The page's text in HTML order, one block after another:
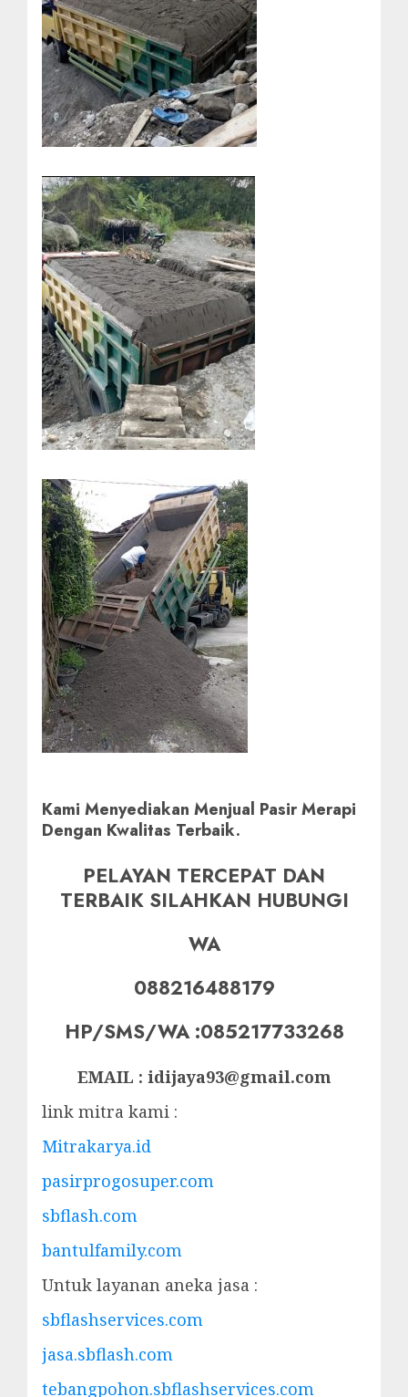
Kami Menyediakan Menjual Pasir Merapi
Dengan Kwalitas Terbaik.
PELAYAN TERCEPAT DAN
TERBAIK SILAHKAN HUBUNGI
WA
088216488179
HP/SMS/WA :085217733268
EMAIL : idijaya93@gmail.com
link mitra kami :
Mitrakarya.id
pasirprogosuper.com
sbflash.com
bantulfamily.com
Untuk layanan aneka jasa :
sbflashservices.com
jasa.sbflash.com
tebangpohon.sbflashservices.com